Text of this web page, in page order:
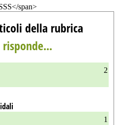
della rubrica
risponde...
2
1